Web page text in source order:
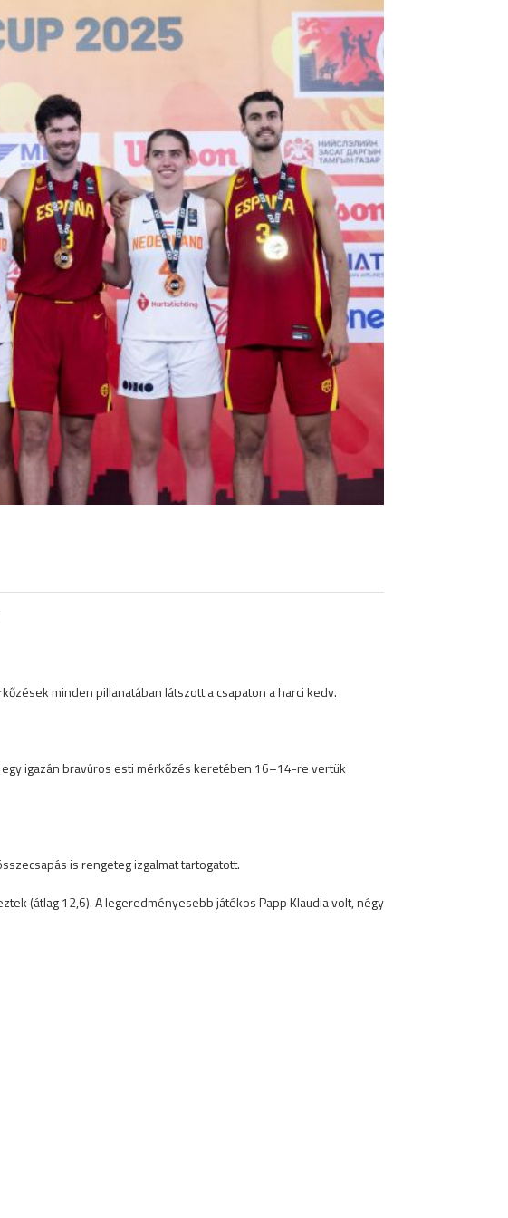
minden pillanatában látszott a csapaton a harci kedv.
igazán bravúros esti mérkőzés keretében 16–14-re vertük
is rengeteg izgalmat tartogatott.
(átlag 12,6). A legeredményesebb játékos Papp Klaudia volt, négy